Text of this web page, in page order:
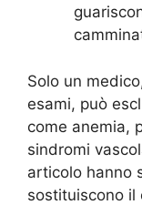
Solo un
esami, può
come anemia,
sindromi
articolo hanno
sostituiscono il